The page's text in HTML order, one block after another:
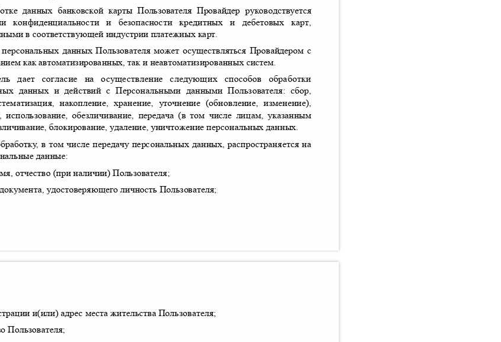
данных банковской карты Пользователя Провайдер руководствуется
конфиденциальности и безопасности кредитных и дебетовых карт,
в соответствующей индустрии платежных карт.
данных Пользователя может осуществляться Провайдером с
как автоматизированных,так и неавтоматизированных систем.
дает согласие на осуществление следующих способов обработки
данных и действий с Персональными данными Пользователя:сбор,
,накопление,хранение, уточнение(обновление,изменение),
,использование ,обезличивание ,передача(в том числе лицам ,указанным
,блокирование,удаление,уничтожение персональных данных.
у,в том числе передачу персональных данных ,распространяется на
данные:
,отчество(при наличии)Пользователя;
,удостоверяющего личность Пользователя;
и(или)адрес места жительства Пользователя;
Пользователя;